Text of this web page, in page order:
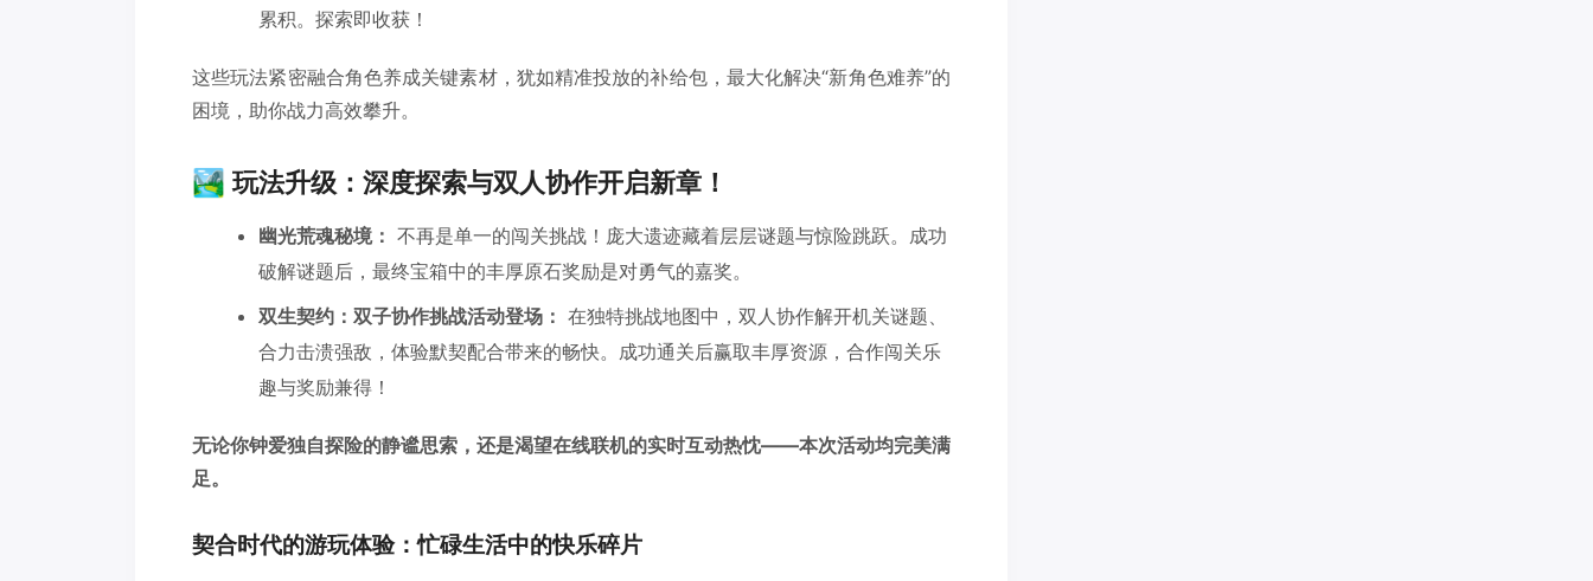
累积。探索即收获！
这些玩法紧密融合角色养成关键素材，犹如精准投放的补给包，最大化解决“新角色难养”的
困境，助你战力高效攀升。
🏞️ 玩法升级：深度探索与双人协作开启新章！
幽光荒魂秘境： 不再是单一的闯关挑战！庞大遗迹藏着层层谜题与惊险跳跃。成功
破解谜题后，最终宝箱中的丰厚原石奖励是对勇气的嘉奖。
双生契约：双子协作挑战活动登场： 在独特挑战地图中，双人协作解开机关谜题、
合力击溃强敌，体验默契配合带来的畅快。成功通关后赢取丰厚资源，合作闯关乐
趣与奖励兼得！
无论你钟爱独自探险的静谧思索，还是渴望在线联机的实时互动热忱——本次活动均完美满
足。
契合时代的游玩体验：忙碌生活中的快乐碎片